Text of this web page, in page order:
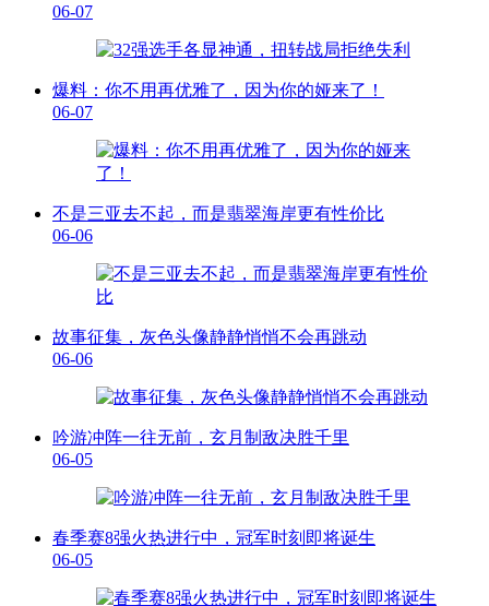
06-07
爆料：你不用再优雅了，因为你的娅来了！
06-07
不是三亚去不起，而是翡翠海岸更有性价比
06-06
故事征集，灰色头像静静悄悄不会再跳动
06-06
吟游冲阵一往无前，玄月制敌决胜千里
06-05
春季赛8强火热进行中，冠军时刻即将诞生
06-05